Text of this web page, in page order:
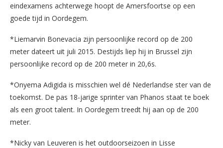
eindexamens achterwege hoopt de Amersfoortse op een
goede tijd in Oordegem.
*Liemarvin Bonevacia zijn persoonlijke record op de 200
meter dateert uit juli 2015. Destijds liep hij in Brussel zijn
persoonlijke record op de 200 meter in 20,6s.
*Onyema Adigida is misschien wel dé Nederlandse ster van de
toekomst. De pas 18-jarige sprinter van Phanos staat te boek
als een groot talent. In Oordegem treedt hij aan op de 200
meter.
*Nicky van Leuveren is het outdoorseizoen in Lisse